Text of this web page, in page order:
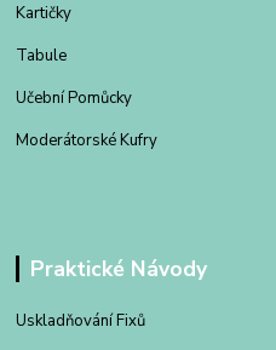
Kartičky
Tabule
Učební Pomůcky
Moderátorské Kufry
Praktické Návody
Uskladňování Fixů